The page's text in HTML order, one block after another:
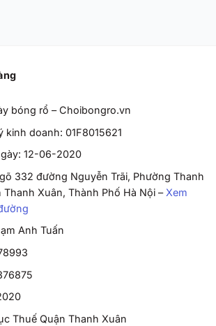
bóng rổ – Choibongro.vn
kinh doanh: 01F8015621
12-06-2020
332 đường Nguyễn Trãi, Phường Thanh
Thanh Xuân, Thành Phố Hà Nội – Xem
Anh Tuấn
Thuế Quận Thanh Xuân